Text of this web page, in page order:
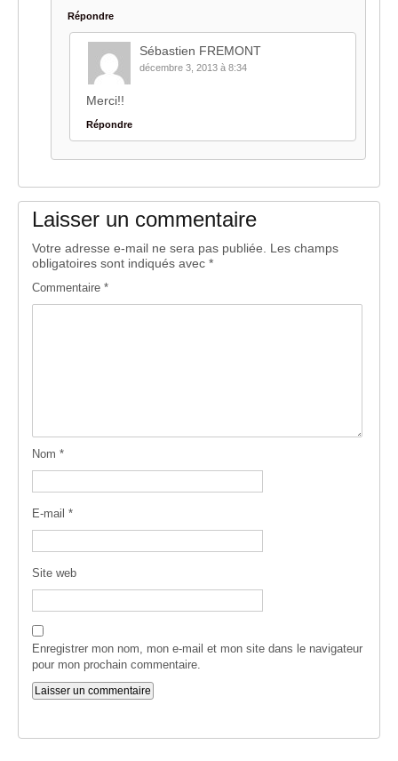
Répondre
Sébastien FREMONT
décembre 3, 2013 à 8:34
Merci!!
Répondre
Laisser un commentaire
Votre adresse e-mail ne sera pas publiée.
Les champs
obligatoires sont indiqués avec *
Commentaire *
Nom *
E-mail *
Site web
Enregistrer mon nom, mon e-mail et mon site dans le navigateur
pour mon prochain commentaire.